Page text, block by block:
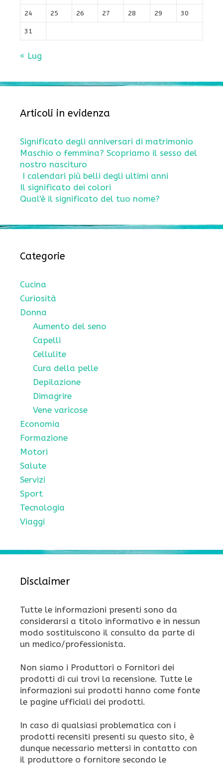
24 25 26 27 28 29 30
31
« Lug
Articoli in evidenza
Significato degli anniversari di matrimonio
Maschio o femmina? Scopriamo il sesso del
nostro nascituro
I calendari più belli degli ultimi anni
Il significato dei colori
Qual'è il significato del tuo nome?
Categorie
Cucina
Curiosità
Donna
Aumento del seno
Capelli
Cellulite
Cura della pelle
Depilazione
Dimagrire
Vene varicose
Economia
Formazione
Motori
Salute
Servizi
Sport
Tecnologia
Viaggi
Disclaimer
Tutte le informazioni presenti sono da
considerarsi a titolo informativo e in nessun
modo sostituiscono il consulto da parte di
un medico/professionista.
Non siamo i Produttori o Fornitori dei
prodotti di cui trovi la recensione. Tutte le
informazioni sui prodotti hanno come fonte
le pagine ufficiali dei prodotti.
In caso di qualsiasi problematica con i
prodotti recensiti presenti su questo sito, è
dunque necessario mettersi in contatto con
il produttore o fornitore secondo le